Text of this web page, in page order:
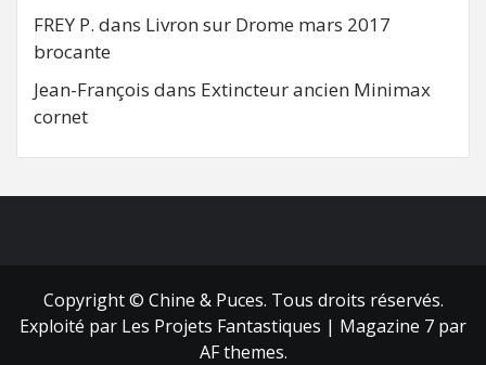
FREY P. dans Livron sur Drome mars 2017
brocante
Jean-François dans Extincteur ancien Minimax
cornet
Copyright © Chine & Puces. Tous droits réservés.
Exploité par Les Projets Fantastiques | Magazine 7 par
AF themes.